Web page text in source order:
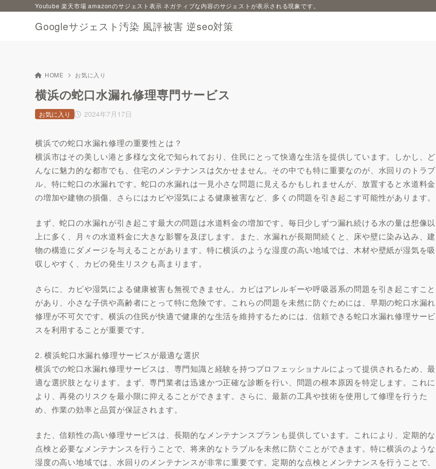
Googleサジェスト汚染 風評被害 逆seo対策
Youtube 楽天市場 amazonのサジェスト表示 ネガティブな内容のサジェストが表示される現象です。
HOME お気に入り
横浜の蛇口水漏れ修理専門サービス
2024年7月17日
お気に入り
横浜での蛇口水漏れ修理の重要性とは？
横浜市はその美しい港と多様な文化で知られており、住民にとって快適な生活を提供しています。しかし、ど
んなに魅力的な都市でも、住宅のメンテナンスは欠かせません。その中でも特に重要なのが、水回りのトラブ
ル、特に蛇口の水漏れです。蛇口の水漏れは一見小さな問題に見えるかもしれませんが、放置すると水道料金
の増加や建物の損傷、さらにはカビや湿気による健康被害など、多くの問題を引き起こす可能性があります。
まず、蛇口の水漏れが引き起こす最大の問題は水道料金の増加です。毎日少しずつ漏れ続ける水の量は想像以
上に多く、月々の水道料金に大きな影響を及ぼします。また、水漏れが長期間続くと、床や壁に染み込み、建
物の構造にダメージを与えることがあります。特に横浜のような湿度の高い地域では、木材や壁紙が湿気を吸
収しやすく、カビの発生リスクも高まります。
さらに、カビや湿気による健康被害も無視できません。カビはアレルギーや呼吸器系の問題を引き起こすこと
があり、小さな子供や高齢者にとって特に危険です。これらの問題を未然に防ぐためには、早期の蛇口水漏れ
修理が不可欠です。横浜の住民が快適で健康的な生活を維持するためには、信頼できる蛇口水漏れ修理サービ
スを利用することが重要です。
2. 横浜蛇口水漏れ修理サービスが最適な選択
横浜での蛇口水漏れ修理サービスは、専門知識と経験を持つプロフェッショナルによって提供されるため、最
適な選択肢となります。まず、専門業者は迅速かつ正確な診断を行い、問題の根本原因を特定します。これに
より、再発のリスクを最小限に抑えることができます。さらに、最新の工具や技術を使用して修理を行うた
め、作業の効率と品質が保証されます。
また、信頼性の高い修理サービスは、長期的なメンテナンスプランも提供しています。これにより、定期的な
点検と必要なメンテナンスを行うことで、将来的なトラブルを未然に防ぐことができます。特に横浜のような
湿度の高い地域では、水回りのメンテナンスが非常に重要です。定期的な点検とメンテナンスを行うことで、